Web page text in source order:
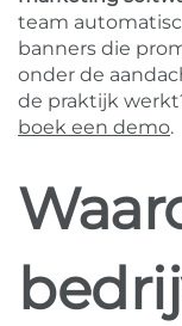
team
banners die
onder de
de praktijk
boek een demo.